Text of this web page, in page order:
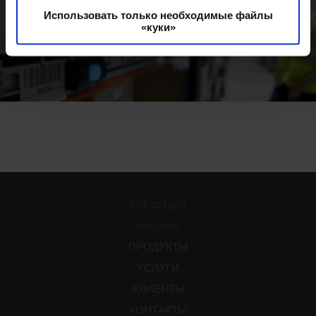
Использовать только необходимые файлы
«куки»